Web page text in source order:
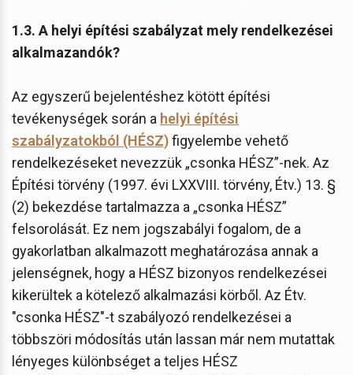
1.3. A helyi építési szabályzat mely rendelkezései
alkalmazandók?
Az egyszerű bejelentéshez kötött építési
tevékenységek során a helyi építési
szabályzatokból (HÉSZ)figyelembe vehető
rendelkezéseket nevezzük „csonka HÉSZ”-nek. Az
Építési törvény (1997. évi LXXVIII. törvény, Étv.) 13. §
(2) bekezdése tartalmazza a „csonka HÉSZ”
felsorolását. Ez nem jogszabályi fogalom, de a
gyakorlatban alkalmazott meghatározása annak a
jelenségnek, hogy a HÉSZ bizonyos rendelkezései
kikerültek a kötelező alkalmazási körből. Az Étv.
"csonka HÉSZ"-t szabályozó rendelkezései a
többszöri módosítás után lassan már nem mutattak
lényeges különbséget a teljes HÉSZ